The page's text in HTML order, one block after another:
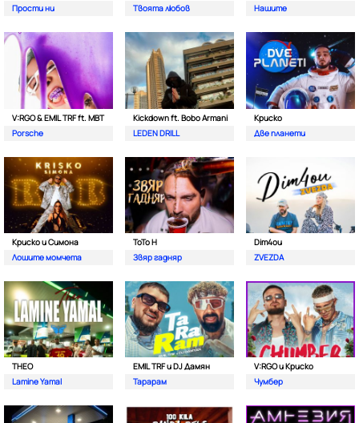
Прости ни
Твоята любов
Нашите
V:RGO & EMIL TRF ft. MBT
Porsche
Kickdown ft. Bobo Armani
LEDEN DRILL
Криско
Две планети
Криско и Симона
Лошите момчета
ToTo H
Звяр гадняр
Dim4ou
ZVEZDA
THEO
Lamine Yamal
EMIL TRF и DJ Дамян
Тарарам
V:RGO и Криско
Чумбер